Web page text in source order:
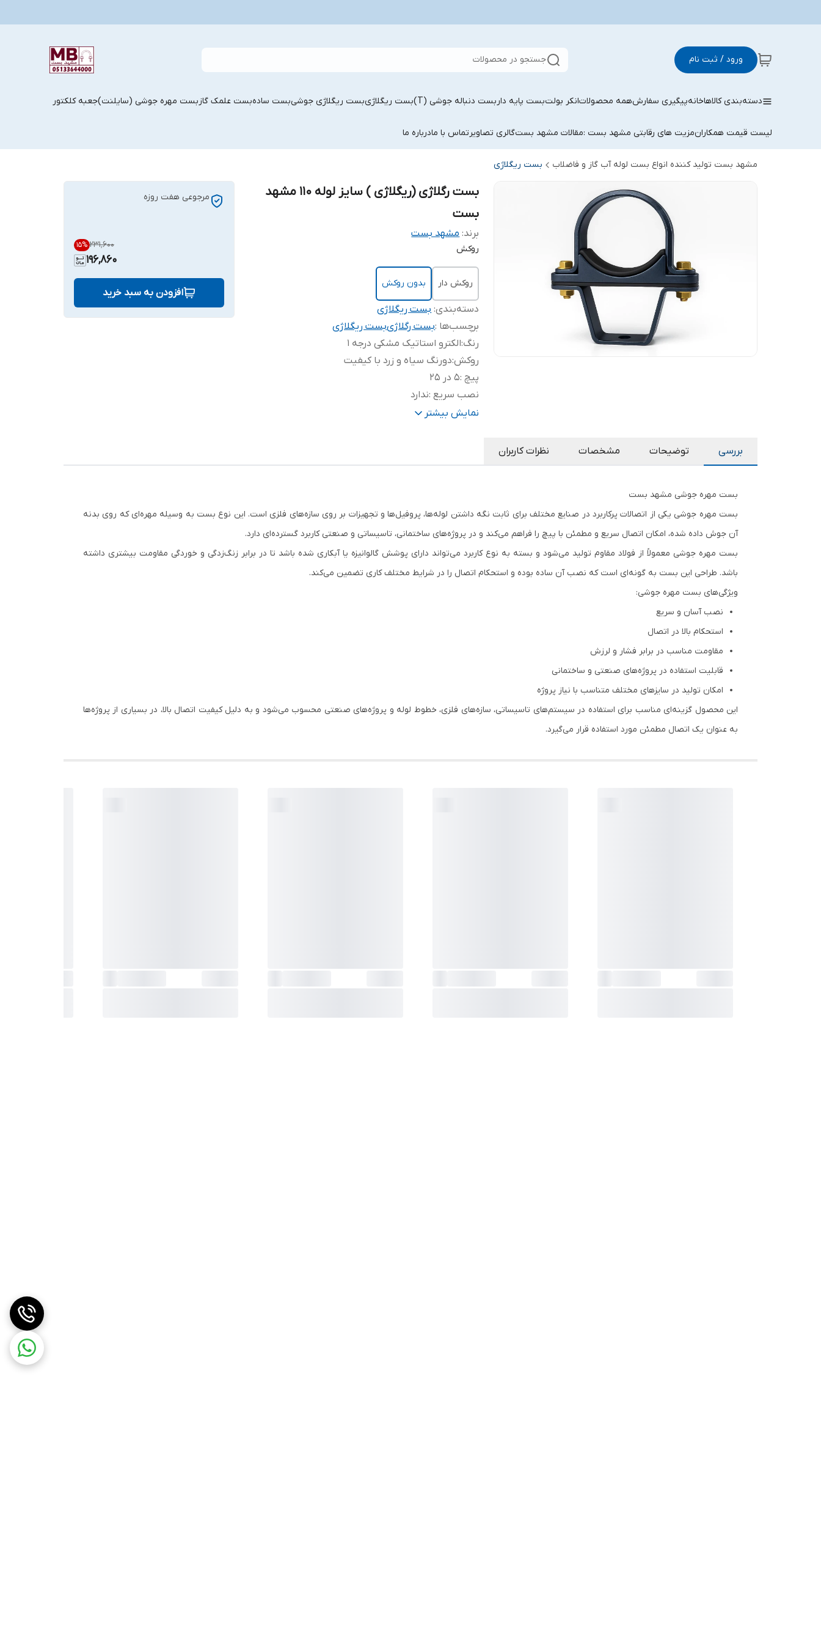
ورود / ثبت نام جستجو در محصولات
دسته‌بندی کالاهاخانهپیگیری سفارشهمه محصولاتانکر بولتبست پایه داربست دنباله جوشی (T) بست ریگلاژیبست ریگلاژی جوشیبست سادهبست علمک گازبست مهره جوشی (سایلنت)جعبه کلکتور
لیست قیمت همکارانمزیت های رقابتی مشهد بست :مقالات مشهد بستگالری تصاویرتماس با مادرباره ما
مشهد بست تولید کننده انواع بست لوله آب گاز و فاضلاب بست ریگلاژی
بست رگلاژی (ریگلاژی ) سایز لوله 110 مشهد
بست
برند: مشهد بست
روکش
روکش دار بدون روکش
دسته‌بندی:بست ریگلاژی
برچسب‌ها :بست رگلاژیبست ریگلاژی
رنگ:الکترو استاتیک مشکی درجه 1
روکش:دورنگ سیاه و زرد با کیفیت
پیچ :5 در 25
نصب سریع :ندارد
ورق قوی 2 :2 میلیمتر قوی
نمایش بیشتر
مرجوعی هفت روزه
۲۳۱٬۶۰۰ 15%
196,860
افزودن به سبد خرید
بررسی توضیحات مشخصات نظرات کاربران
بست مهره جوشی مشهد بست
بست مهره جوشی یکی از اتصالات پرکاربرد در صنایع مختلف برای ثابت نگه داشتن لوله‌ها، پروفیل‌ها و تجهیزات بر روی سازه‌های فلزی است. این نوع بست به وسیله مهره‌ای که روی بدنه
آن جوش داده شده، امکان اتصال سریع و مطمئن با پیچ را فراهم می‌کند و در پروژه‌های ساختمانی، تاسیساتی و صنعتی کاربرد گسترده‌ای دارد.
بست مهره جوشی معمولاً از فولاد مقاوم تولید می‌شود و بسته به نوع کاربرد می‌تواند دارای پوشش گالوانیزه یا آبکاری شده باشد تا در برابر زنگ‌زدگی و خوردگی مقاومت بیشتری داشته
باشد. طراحی این بست به گونه‌ای است که نصب آن ساده بوده و استحکام اتصال را در شرایط مختلف کاری تضمین می‌کند.
ویژگی‌های بست مهره جوشی:
نصب آسان و سریع
استحکام بالا در اتصال
مقاومت مناسب در برابر فشار و لرزش
قابلیت استفاده در پروژه‌های صنعتی و ساختمانی
امکان تولید در سایزهای مختلف متناسب با نیاز پروژه
این محصول گزینه‌ای مناسب برای استفاده در سیستم‌های تاسیساتی، سازه‌های فلزی، خطوط لوله و پروژه‌های صنعتی محسوب می‌شود و به دلیل کیفیت اتصال بالا، در بسیاری از پروژه‌ها
به عنوان یک اتصال مطمئن مورد استفاده قرار می‌گیرد.